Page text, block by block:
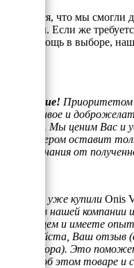
Надеемся, что мы смогли
вопросы. Если же
или помощь в выборе,
Внимание! Приоритетом
отзывчивое и
клиенту. Мы ценим Вас и
менеджером оставит
воспоминания от
Если Вы уже купили Onis
в нашей компании
владельцем и имеете
пожалуйста, Ваш отзыв
генератора). Это
узнать об этом товаре и